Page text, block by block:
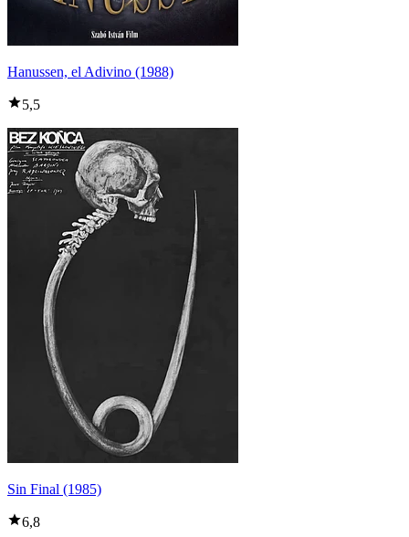
Hanussen, el Adivino (1988)
5,5
Sin Final (1985)
6,8